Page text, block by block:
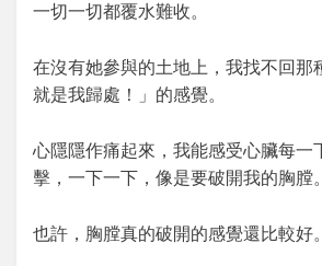
一切一切都覆水難收。
在沒有她參與的土地上，我找不回那
就是我歸處！」的感覺。
心隱隱作痛起來，我能感受心臟每一
擊，一下一下，像是要破開我的胸膛。
也許，胸膛真的破開的感覺還比較好。